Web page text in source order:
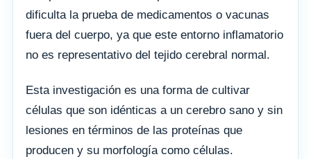
dificulta la prueba de medicamentos o vacunas
fuera del cuerpo, ya que este entorno inflamatorio
no es representativo del tejido cerebral normal.
Esta investigación es una forma de cultivar
células que son idénticas a un cerebro sano y sin
lesiones en términos de las proteínas que
producen y su morfología como células.